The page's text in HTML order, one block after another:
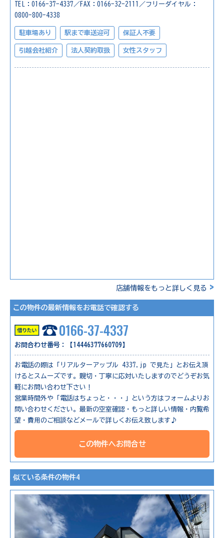
TEL：0166-37-4337／FAX：0166-32-2111／フリーダイヤル：
0800-800-4338
駐車場あり 駅まで車送迎可 保証人不要
引越会社紹介 法人契約取扱 女性スタッフ
店舗情報をもっと詳しく見る >
この物件の最新情報をお電話で確認する
0166-37-4337
お問合わせ番号：【14446377660709】
お電話の際は「リアルターアップル 4337.jp で見た」とお伝え頂
けるとスムーズです。親切・丁寧に応対いたしますのでどうぞお気
軽にお問い合わせ下さい！
営業時間外や「電話はちょっと・・・」という方はフォームよりお
問い合わせください。最新の空室確認・もっと詳しい情報・内覧希
望・費用のご相談などメールで詳しくお伝え致します♪
この物件へお問合せ
似ている条件の物件4